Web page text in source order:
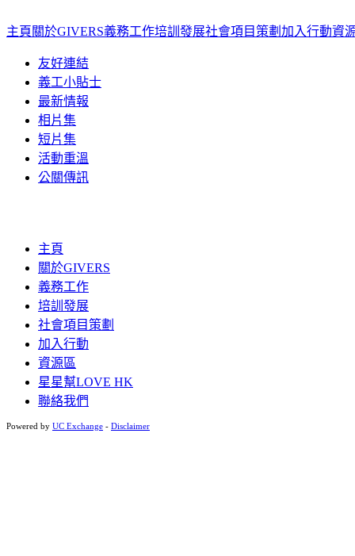
主頁 關於GIVERS義務工作培訓發展社會項目策劃 加入行動資
友好連結
義工小貼士
最新情報
相片集
短片集
活動重溫
公關傳訊
主頁
關於GIVERS
義務工作
培訓發展
社會項目策劃
加入行動
資源區
星星幫LOVE HK
聯絡我們
Powered by UC Exchange - Disclaimer